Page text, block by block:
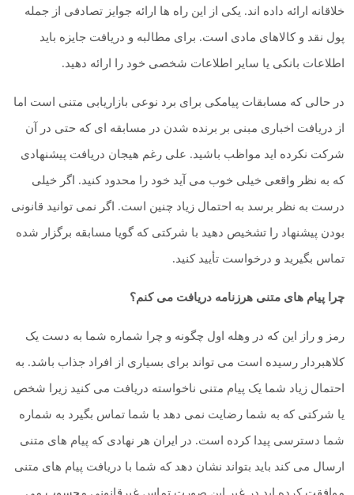
خلاقانه ارائه داده اند. یکی از این راه ها ارائه جوایز تصادفی از جمله
پول نقد و کالاهای مادی است. برای مطالبه و دریافت جایزه باید
اطلاعات بانکی یا سایر اطلاعات شخصی خود را ارائه دهید.
در حالی که مسابقات پیامکی برای برد نوعی بازاریابی متنی است اما
از دریافت اخباری مبنی بر برنده شدن در مسابقه ای که حتی در آن
شرکت نکرده اید مواظب باشید. علی رغم هیجان دریافت پیشنهادی
که به نظر واقعی خیلی خوب می آید خود را محدود کنید. اگر خیلی
درست به نظر برسد به احتمال زیاد چنین است. اگر نمی توانید قانونی
بودن پیشنهاد را تشخیص دهید با شرکتی که گویا مسابقه برگزار شده
تماس بگیرید و درخواست تأیید کنید.
چرا پیام های متنی هرزنامه دریافت می کنم؟
رمز و راز این که در وهله اول چگونه و چرا شماره شما به دست یک
کلاهبردار رسیده است می تواند برای بسیاری از افراد جذاب باشد. به
احتمال زیاد شما یک پیام متنی ناخواسته دریافت می کنید زیرا شخص
یا شرکتی که به شما رضایت نمی دهد با شما تماس بگیرد به شماره
شما دسترسی پیدا کرده است. در ایران هر نهادی که پیام های متنی
ارسال می کند باید بتواند نشان دهد که شما با دریافت پیام های متنی